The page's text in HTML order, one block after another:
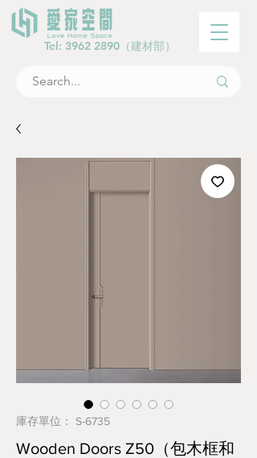
Tel: 3962 2890 （建材部）
庫存單位： S-6735
Wooden Doors Z50（包木框和